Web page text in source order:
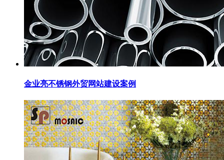
金业亮不锈钢外贸网站建设案例